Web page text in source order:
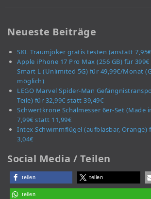
Neueste Beiträge
SKL Traumjoker gratis testen (anstatt
Apple iPhone 17 Pro Max (256 GB) für
Smart L (Unlimited 5G) für 49,99€/Monat
möglich)
LEGO Marvel Spider-Man
Teile) für 32,99€ statt 39,49€
Schwertkrone Schälmesser 6er-Set (Made
7,99€ statt 11,99€
Intex Schwimmflügel (aufblasbar, Orange)
3,04€
Social Media / Teilen
teilen teilen
teilen